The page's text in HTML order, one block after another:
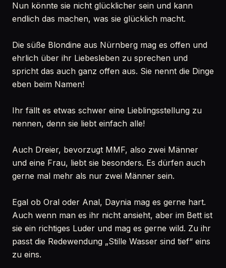
Nun könnte sie nicht glücklicher sein und kann
endlich das machen, was sie glücklich macht.
Die süße Blondine aus Nürnberg mag es offen und
ehrlich über ihr Liebesleben zu sprechen und
spricht das auch ganz offen aus. Sie nennt die Dinge
eben beim Namen!
Ihr fällt es etwas schwer eine Lieblingsstellung zu
nennen, denn sie liebt einfach alle!
Auch Dreier, bevorzugt MMF, also zwei Männer
und eine Frau, liebt sie besonders. Es dürfen auch
gerne mal mehr als nur zwei Männer sein.
Egal ob Oral oder Anal, Daynia mag es gerne hart.
Auch wenn man es ihr nicht ansieht, aber im Bett ist
sie ein richtiges Luder und mag es gerne wild. Zu ihr
passt die Redewendung „Stille Wasser sind tief“ eins
zu eins.